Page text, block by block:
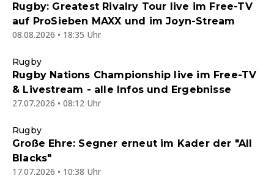
Rugby: Greatest Rivalry Tour live im Free-TV
auf ProSieben MAXX und im Joyn-Stream
08.08.2026 • 18:35 Uhr
Rugby
Rugby Nations Championship live im Free-TV
& Livestream - alle Infos und Ergebnisse
27.07.2026 • 08:12 Uhr
Rugby
Große Ehre: Segner erneut im Kader der "All
Blacks"
17.07.2026 • 10:38 Uhr